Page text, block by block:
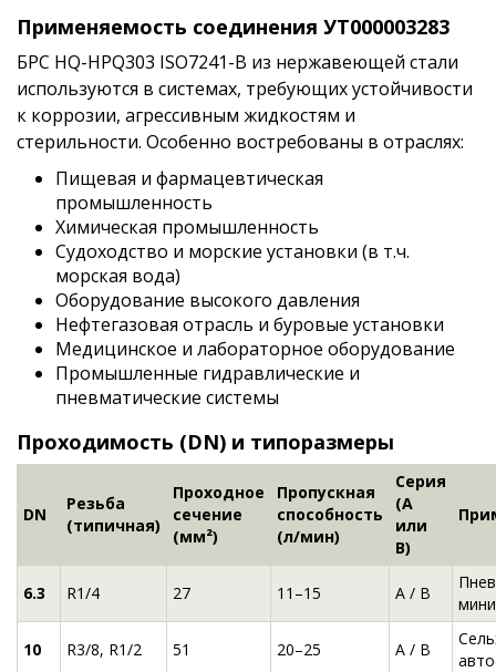
Применяемость соединения УТ000003283
БРС HQ-HPQ303 ISO7241-B из нержавеющей стали
используются в системах, требующих устойчивости
к коррозии, агрессивным жидкостям и
стерильности. Особенно востребованы в отраслях:
Пищевая и фармацевтическая
промышленность
Химическая промышленность
Судоходство и морские установки (в т.ч.
морская вода)
Оборудование высокого давления
Нефтегазовая отрасль и буровые установки
Медицинское и лабораторное оборудование
Промышленные гидравлические и
пневматические системы
Проходимость (DN) и типоразмеры
DN
Резьба
(типичная)
Проходное
сечение
(мм²)
Пропускная
способность
(л/мин)
Серия
(A
или
B)
6.3 R1/4 27 11–15 A / B
10 R3/8, R1/2 51 20–25 A / B